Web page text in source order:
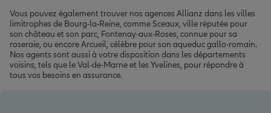
Vous pouvez également trouver nos agences Allianz dans les villes
limitrophes de Bourg-la-Reine, comme Sceaux, ville réputée pour
son château et son parc, Fontenay-aux-Roses, connue pour sa
roseraie, ou encore Arcueil, célèbre pour son aqueduc gallo-romain.
Nos agents sont aussi à votre disposition dans les départements
voisins, tels que le Val-de-Marne et les Yvelines, pour répondre à
tous vos besoins en assurance.